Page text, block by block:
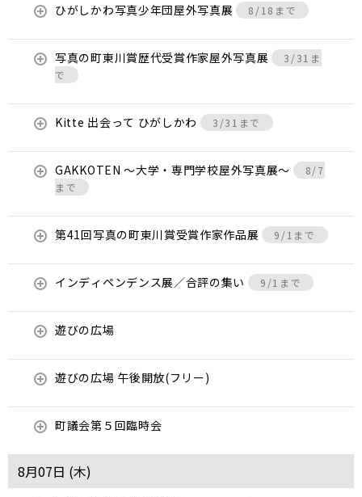
ひがしかわ写真少年団屋外写真展 8/18まで
写真の町東川賞歴代受賞作家屋外写真展
3/31ま
で
Kitte 出会って ひがしかわ 3/31まで
GAKKOTEN ～大学・専門学校屋外写真展～
8/7
まで
第41回写真の町東川賞受賞作家作品展 9/1まで
インディペンデンス展／合評の集い 9/1まで
遊びの広場
遊びの広場 午後開放(フリー)
町議会第５回臨時会
8月07日 (木)